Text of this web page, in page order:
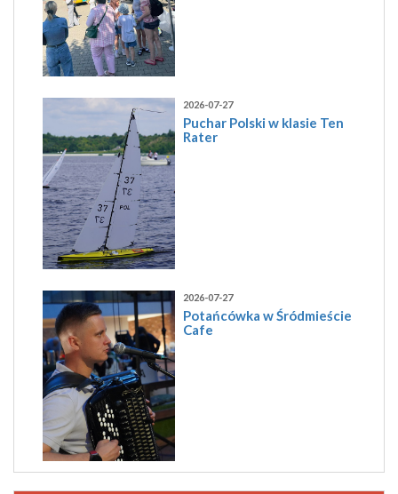
2026-07-27
Puchar Polski w klasie Ten
Rater
2026-07-27
Potańcówka w Śródmieście
Cafe